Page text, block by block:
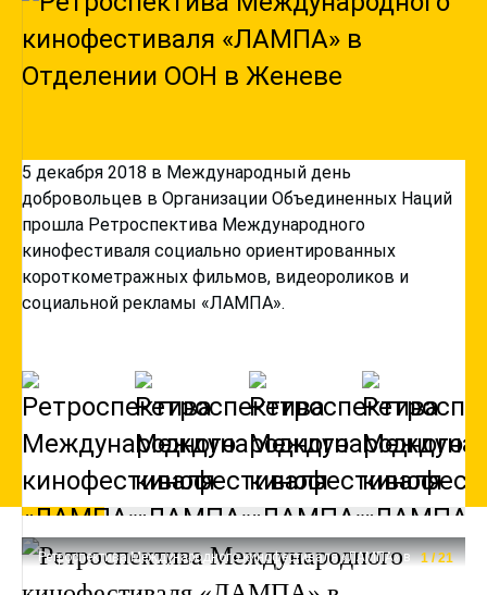
5 декабря 2018 в Международный день
добровольцев в Организации Объединенных Наций
прошла Ретроспектива Международного
кинофестиваля социально ориентированных
короткометражных фильмов, видеороликов и
социальной рекламы «ЛАМПА».
Ретроспектива Международного кинофестиваля «ЛАМПА» в
Отделении ООН в Женеве
1/21